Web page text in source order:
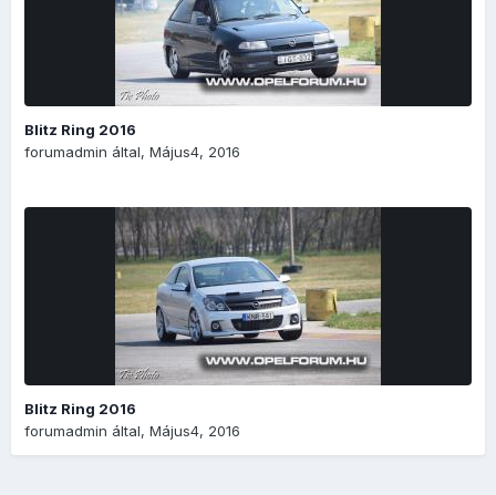
Blitz Ring 2016
forumadmin által, Május4, 2016
Blitz Ring 2016
forumadmin által, Május4, 2016